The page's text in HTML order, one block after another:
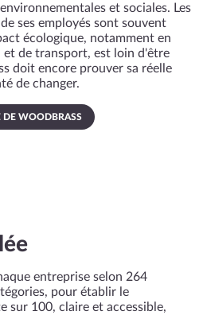
et sociales. Les
ses employés sont souvent
écologique, notamment en
de transport, est loin d'être
doit encore prouver sa réelle
de changer.
DE WOODBRASS
entreprise selon 264
pour établir le
sur 100, claire et accessible,